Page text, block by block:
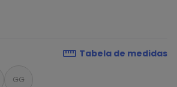
Tabela de medidas
GG